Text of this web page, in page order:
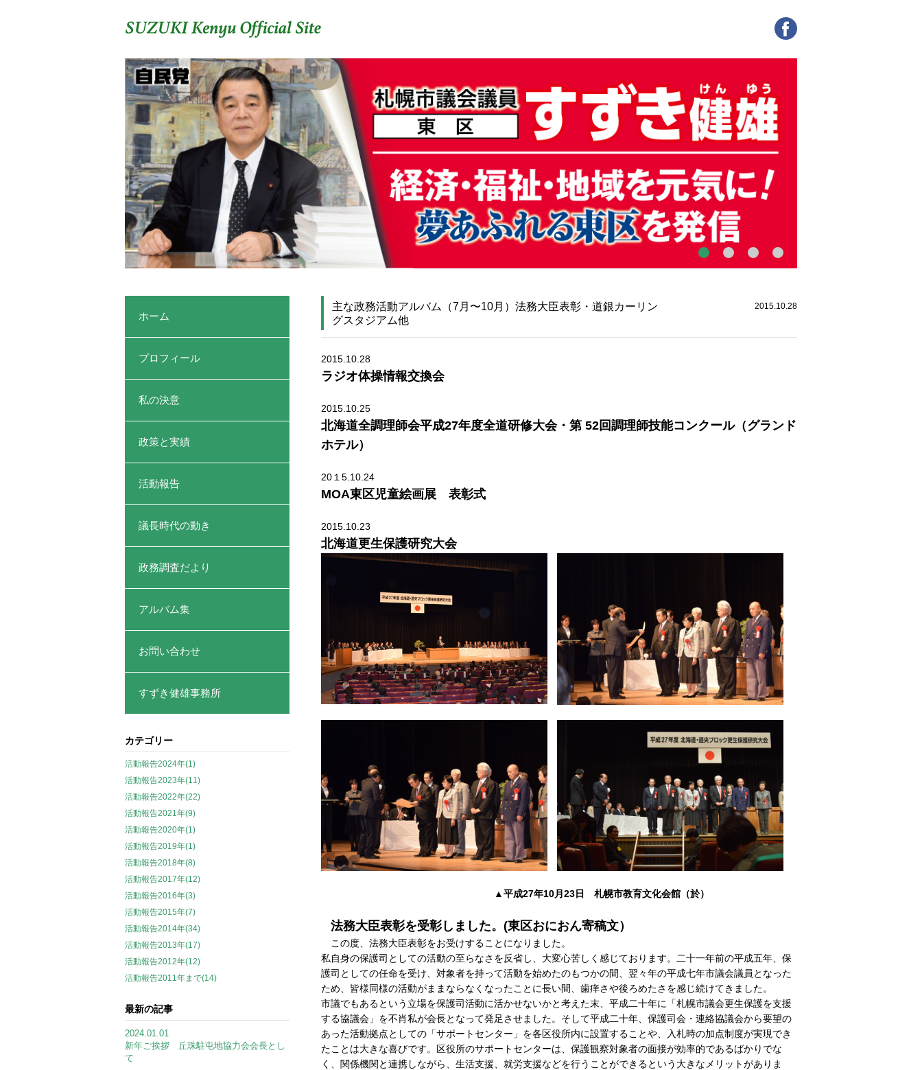
ホーム
プロフィール
私の決意
政策と実績
活動報告
議長時代の動き
政務調査だより
アルバム集
お問い合わせ
すずき健雄事務所
主な政務活動アルバム（7月〜10月）法務大臣表彰・道銀カーリン
グスタジアム他
2015.10.28
2015.10.28
ラジオ体操情報交換会
2015.10.25
北海道全調理師会平成27年度全道研修大会・第 52回調理師技能コンクール（グランド
ホテル）
20１5.10.24
MOA東区児童絵画展 表彰式
2015.10.23
北海道更生保護研究大会
▲平成27年10月23日 札幌市教育文化会館（於）
法務大臣表彰を受彰しました。(東区おにおん寄稿文）
この度、法務大臣表彰をお受けすることになりました。
私自身の保護司としての活動の至らなさを反省し、大変心苦しく感じております。二十一年前の平成五年、保
護司としての任命を受け、対象者を持って活動を始めたのもつかの間、翌々年の平成七年市議会議員となった
ため、皆様同様の活動がままならなくなったことに長い間、歯痒さや後ろめたさを感じ続けてきました。
市議でもあるという立場を保護司活動に活かせないかと考えた末、平成二十年に「札幌市議会更生保護を支援
する協議会」を不肖私が会長となって発足させました。そして平成二十年、保護司会・連絡協議会から要望の
あった活動拠点としての「サポートセンター」を各区役所内に設置することや、入札時の加点制度が実現でき
たことは大きな喜びです。区役所のサポートセンターは、保護観察対象者の面接が効率的であるばかりでな
く、関係機関と連携しながら、生活支援、就労支援などを行うことができるという大きなメリットがありま
カテゴリー
活動報告2024年(1)
活動報告2023年(11)
活動報告2022年(22)
活動報告2021年(9)
活動報告2020年(1)
活動報告2019年(1)
活動報告2018年(8)
活動報告2017年(12)
活動報告2016年(3)
活動報告2015年(7)
活動報告2014年(34)
活動報告2013年(17)
活動報告2012年(12)
活動報告2011年まで(14)
最新の記事
2024.01.01
新年ご挨拶 丘珠駐屯地協力会会長とし
て